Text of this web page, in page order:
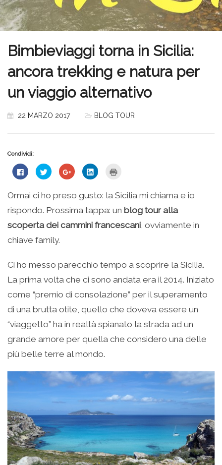
Bimbieviaggi torna in Sicilia:
ancora trekking e natura per
un viaggio alternativo
22 MARZO 2017 BLOG TOUR
Condividi:
Fai
clic
su
Facebook
apre
una
nuova
finestra)
Fai
clic
condividere
su
Twitter
(Si
in
una
nuova
finestra)
Fai
clic
condividere
su
Google+
(Si
in
una
Fai
clic
condividere
su
(Si
apre
in
una
stampare
(Si
apre
in
nuova
finestra)
Ormai ci ho preso gusto: la Sicilia mi chiama e io
rispondo. Prossima tappa: un blog tour alla
scoperta dei cammini francescani , ovviamente in
chiave family.
Ci ho messo parecchio tempo a scoprire la Sicilia.
La prima volta che ci sono andata era il 2014. Iniziato
come “premio di consolazione” per il superamento
di una brutta otite, quello che doveva essere un
“viaggetto” ha in realtà spianato la strada ad un
grande amore per quella che considero una delle
più belle terre al mondo.